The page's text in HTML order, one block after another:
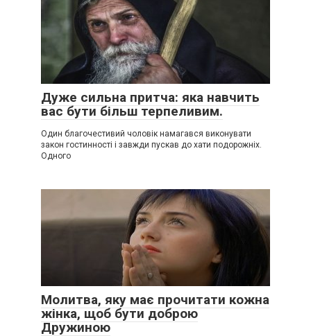
Дуже сильна притча: яка навчить
вас бути більш терпеливим.
Один благочестивий чоловік намагався виконувати
закон гостинності і завжди пускав до хати подорожніх.
Одного
Молитва, яку має прочитати кожна
жінка, щоб бути доброю
Дружиною